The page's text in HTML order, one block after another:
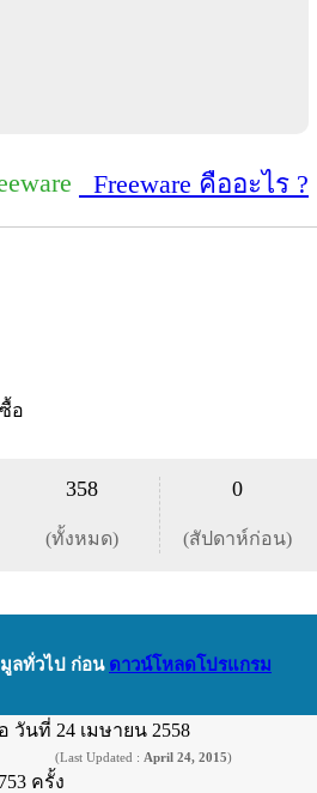
Freeware คืออะไร ?
อ
358
(ทั้งหมด)
0
(สัปดาห์ก่อน)
ลทั่วไป ก่อน ดาวน์โหลดโปรแกรม
วันที่ 24 เมษายน 2558
(Last Updated : April 24, 2015)
ครั้ง